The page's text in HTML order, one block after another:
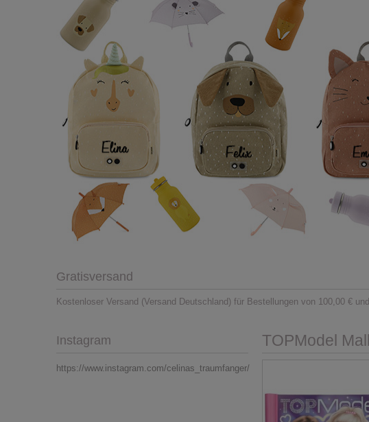
Gratisversand
Kostenloser Versand (Versand Deutschland) für Bestellungen von 100,00 €
Instagram
https://www.instagram.com/celinas_traumfanger/
TOPModel